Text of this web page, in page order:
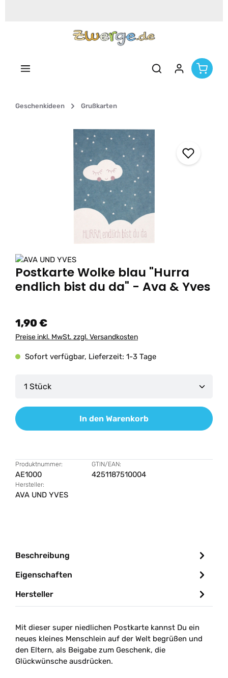
Geschenkideen Grußkarten
Bildergalerie überspringen
Postkarte Wolke blau "Hurra
endlich bist du da" - Ava & Yves
1,90 €
Preise inkl. MwSt. zzgl. Versandkosten
Sofort verfügbar, Lieferzeit: 1-3 Tage
Produkt Anzahl: Gib den gewünschten Wert
In den Warenkorb
Produktnummer:
AE1000
GTIN/EAN:
4251187510004
Hersteller:
AVA UND YVES
Beschreibung
Eigenschaften
Hersteller
Mit dieser super niedlichen Postkarte kannst Du ein
neues kleines Menschlein auf der Welt begrüßen und
den Eltern, als Beigabe zum Geschenk, die
Glückwünsche ausdrücken.